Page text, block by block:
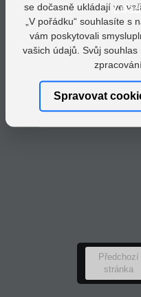
Předchozí
stránka
se dočasně ukládají ve
„V pořádku“ souhlasíte s
vám poskytovali
vašich údajů. Svůj
Spravovat